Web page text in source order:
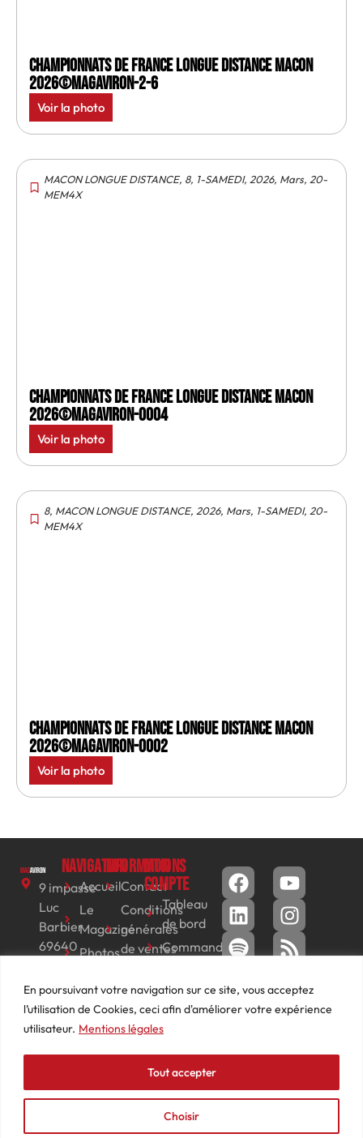
En poursuivant votre navigation sur ce site, vous acceptez
l’utilisation de Cookies, ceci afin d'améliorer votre expérience
utilisateur. Mentions légales
Choisir
Tout accepter
Championnats de France longue distance Macon
2026©MagAviron-2-6
Voir la photo
MACON LONGUE DISTANCE, 8, 1-SAMEDI, 2026, Mars, 20-
MEM4X
Championnats de France longue distance Macon
2026©MagAviron-0004
Voir la photo
8, MACON LONGUE DISTANCE, 2026, Mars, 1-SAMEDI, 20-
MEM4X
Championnats de France longue distance Macon
2026©MagAviron-0002
Voir la photo
9 impasse
Luc
Barbier
69640
04
74
66
contact@mediasaviron.fr
Navigation
Accueil
Le
Magazine
Photos
Podcasts
Informations
Contact
Conditions
générales
de ventes
légales
Mon
compte
Tableau
de bord
Commandes
Adresses
Détails
du
compte